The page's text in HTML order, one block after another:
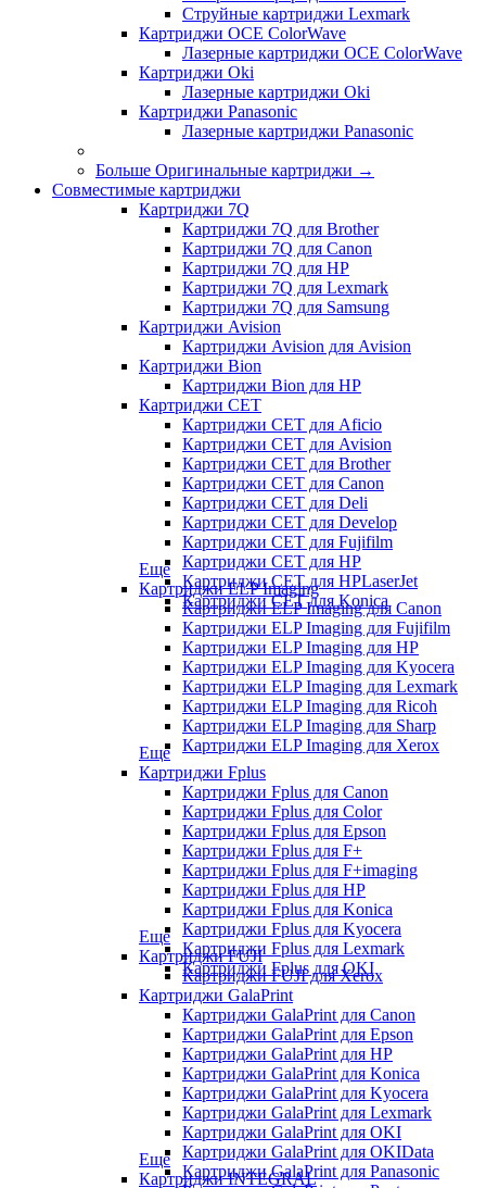
Струйные картриджи Lexmark
Картриджи OCE ColorWave
Лазерные картриджи OCE ColorWave
Картриджи Oki
Лазерные картриджи Oki
Картриджи Panasonic
Лазерные картриджи Panasonic
Больше Оригинальные картриджи →
Совместимые картриджи
Картриджи 7Q
Картриджи 7Q для Brother
Картриджи 7Q для Canon
Картриджи 7Q для HP
Картриджи 7Q для Lexmark
Картриджи 7Q для Samsung
Картриджи Avision
Картриджи Avision для Avision
Картриджи Bion
Картриджи Bion для HP
Картриджи CET
Картриджи CET для Aficio
Картриджи CET для Avision
Картриджи CET для Brother
Картриджи CET для Canon
Картриджи CET для Deli
Картриджи CET для Develop
Картриджи CET для Fujifilm
Картриджи CET для HP
Картриджи CET для HPLaserJet
Картриджи CET для Konica
Еще
Картриджи ELP Imaging
Картриджи ELP Imaging для Canon
Картриджи ELP Imaging для Fujifilm
Картриджи ELP Imaging для HP
Картриджи ELP Imaging для Kyocera
Картриджи ELP Imaging для Lexmark
Картриджи ELP Imaging для Ricoh
Картриджи ELP Imaging для Sharp
Картриджи ELP Imaging для Xerox
Еще
Картриджи Fplus
Картриджи Fplus для Canon
Картриджи Fplus для Color
Картриджи Fplus для Epson
Картриджи Fplus для F+
Картриджи Fplus для F+imaging
Картриджи Fplus для HP
Картриджи Fplus для Konica
Картриджи Fplus для Kyocera
Картриджи Fplus для Lexmark
Картриджи Fplus для OKI
Еще
Картриджи FUJI
Картриджи FUJI для Xerox
Картриджи GalaPrint
Картриджи GalaPrint для Canon
Картриджи GalaPrint для Epson
Картриджи GalaPrint для HP
Картриджи GalaPrint для Konica
Картриджи GalaPrint для Kyocera
Картриджи GalaPrint для Lexmark
Картриджи GalaPrint для OKI
Картриджи GalaPrint для OKIData
Картриджи GalaPrint для Panasonic
Еще
Картриджи INTEGRAL